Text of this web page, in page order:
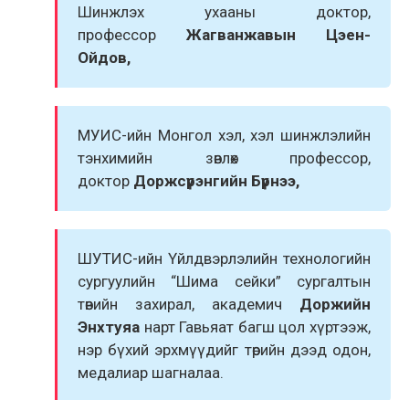
Шинжлэх ухааны доктор,
профессор Жагванжавын Цэен-
Ойдов,
МУИС-ийн Монгол хэл, хэл шинжлэлийн
тэнхимийн зөвлөх профессор,
доктор Доржсүрэнгийн Бүрнээ,
ШУТИС-ийн Үйлдвэрлэлийн технологийн
сургуулийн “Шима сейки” сургалтын
төвийн захирал, академич Доржийн
Энхтуяа нарт Гавьяат багш цол хүртээж,
нэр бүхий эрхмүүдийг төрийн дээд одон,
медалиар шагналаа.